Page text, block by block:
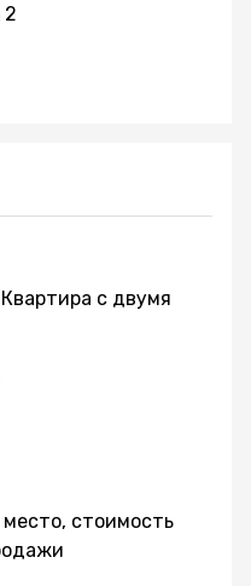
2
с двумя
стоимость